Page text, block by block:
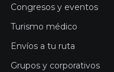
Congresos y eventos
Turismo médico
Envíos a tu ruta
Grupos y corporativos